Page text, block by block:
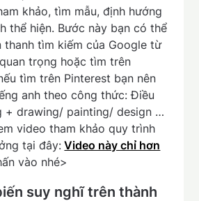
khảo, tìm mẫu, định hướng
thể hiện. Bước này bạn có thể
thanh tìm kiếm của Google từ
trọng hoặc tìm trên
tìm trên Pinterest bạn nên
anh theo công thức: Điều
+ drawing/ painting/ design …
video tham khảo quy trình
tại đây: Video này chỉ hơn
vào nhé>
suy nghĩ trên thành